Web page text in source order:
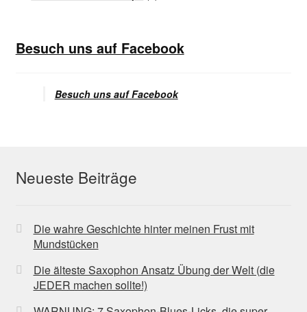
Besuch uns auf Facebook
Besuch uns auf Facebook
Neueste Beiträge
Die wahre Geschichte hinter meinen Frust mit
Mundstücken
Die älteste Saxophon Ansatz Übung der Welt (die
JEDER machen sollte!)